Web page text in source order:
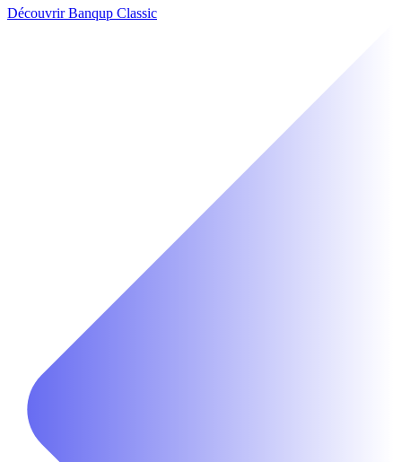
Découvrir Banqup Classic